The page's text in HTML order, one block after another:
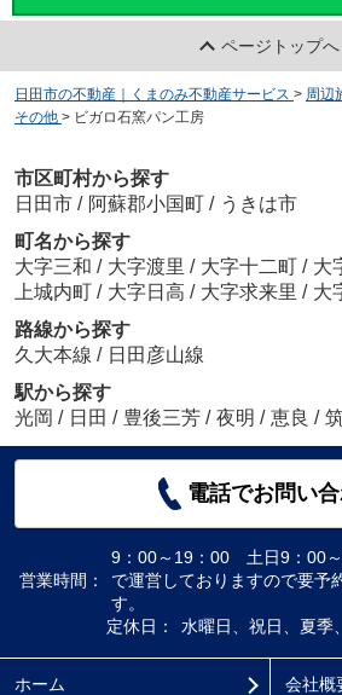
ページトップへ
日田市の不動産｜くまのみ不動産サービス > 周辺
その他 > ビガロ石窯パン工房
市区町村から探す
日田市 / 阿蘇郡小国町 / うきは市
町名から探す
大字三和 / 大字渡里 / 大字十二町 / 大
上城内町 / 大字日高 / 大字求来里 / 大
路線から探す
久大本線 / 日田彦山線
駅から探す
光岡 / 日田 / 豊後三芳 / 夜明 / 恵良 /
電話でお問い
営業時間：
9：00～19：00 土日9：00
で運営しておりますので要予
す。
定休日：
水曜日、祝日、夏季
ホーム 会社概